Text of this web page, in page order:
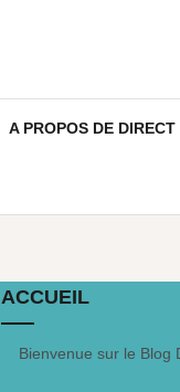
A PROPOS DE
ACCUEIL
Bienvenue sur le Blog